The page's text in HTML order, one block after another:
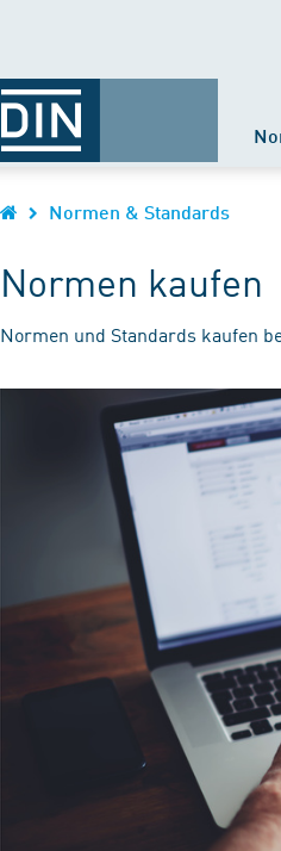
Normen & Standards
Normen kaufen
Normen und Standards kaufen